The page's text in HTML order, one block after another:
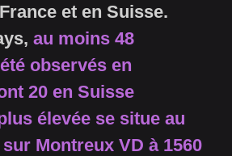
et en Suisse.
au moins 48
observés en
20 en Suisse
élevée se situe au
Montreux VD à 1560